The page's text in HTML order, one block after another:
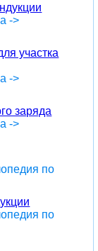
->
участка
->
заряда
->
по
по